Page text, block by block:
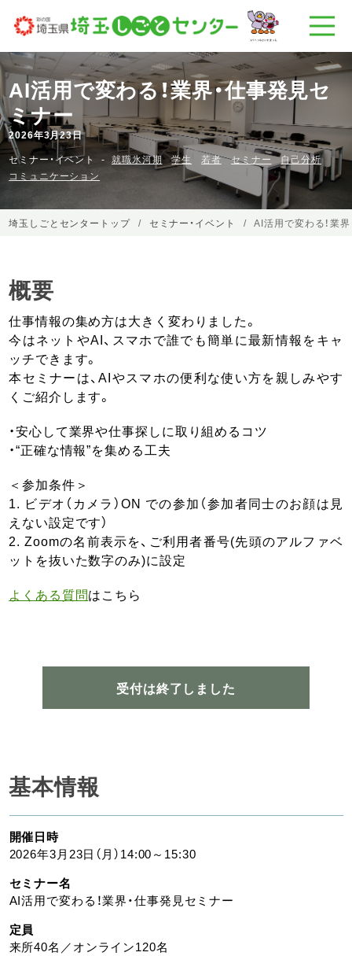
AI活用で変わる！業界・仕事発見セ
ミナー
2026年3月23日
セミナー・イベント
就職氷河期 学生 若者 セミナー
自己分析
コミュニケーション
埼玉しごとセンタートップ セミナー・イベント AI活用で変わる！業
概要
仕事情報の集め方は大きく変わりました。
今はネットやAI、スマホで誰でも簡単に最新情報をキャ
ッチできます。
本セミナーは、AIやスマホの便利な使い方を親しみやす
くご紹介します。
・安心して業界や仕事探しに取り組めるコツ
・“正確な情報”を集める工夫
＜参加条件＞
1. ビデオ（カメラ）ON での参加（参加者同士のお顔は見
えない設定です）
2. Zoomの名前表示を、ご利用者番号(先頭のアルファベ
ットを抜いた数字のみ)に設定
よくある質問はこちら
受付は終了しました
基本情報
開催日時
2026年3月23日（月）14:00～15:30
セミナー名
AI活用で変わる！業界・仕事発見セミナー
定員
来所40名／オンライン120名